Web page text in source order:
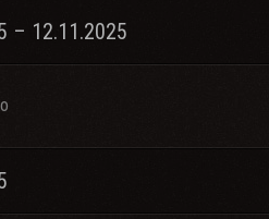
– 12.11.2025